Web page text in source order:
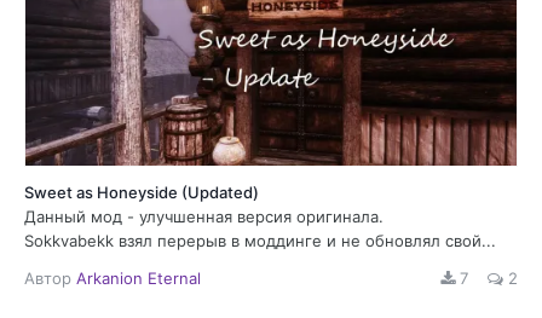
Sweet as Honeyside (Updated)
Данный мод - улучшенная версия оригинала.
Sokkvabekk взял перерыв в моддинге и не обновлял свой...
Автор Arkanion Eternal 7 2